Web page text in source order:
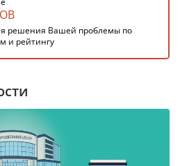
решения Вашей проблемы по
и рейтингу